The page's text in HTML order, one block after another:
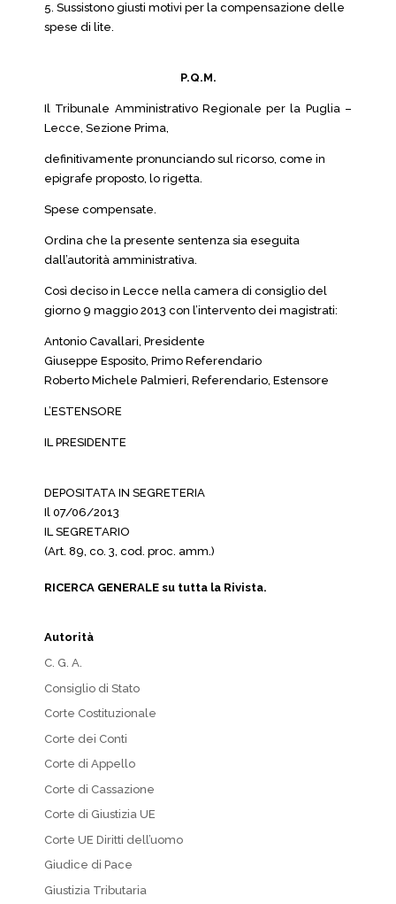
5. Sussistono giusti motivi per la compensazione delle
spese di lite.
P.Q.M.
Il Tribunale Amministrativo Regionale per la Puglia –
Lecce, Sezione Prima,
definitivamente pronunciando sul ricorso, come in
epigrafe proposto, lo rigetta.
Spese compensate.
Ordina che la presente sentenza sia eseguita
dall’autorità amministrativa.
Così deciso in Lecce nella camera di consiglio del
giorno 9 maggio 2013 con l’intervento dei magistrati:
Antonio Cavallari, Presidente
Giuseppe Esposito, Primo Referendario
Roberto Michele Palmieri, Referendario, Estensore
L’ESTENSORE
IL PRESIDENTE
DEPOSITATA IN SEGRETERIA
Il 07/06/2013
IL SEGRETARIO
(Art. 89, co. 3, cod. proc. amm.)
RICERCA GENERALE su tutta la Rivista.
Autorità
C. G. A.
Consiglio di Stato
Corte Costituzionale
Corte dei Conti
Corte di Appello
Corte di Cassazione
Corte di Giustizia UE
Corte UE Diritti dell’uomo
Giudice di Pace
Giustizia Tributaria